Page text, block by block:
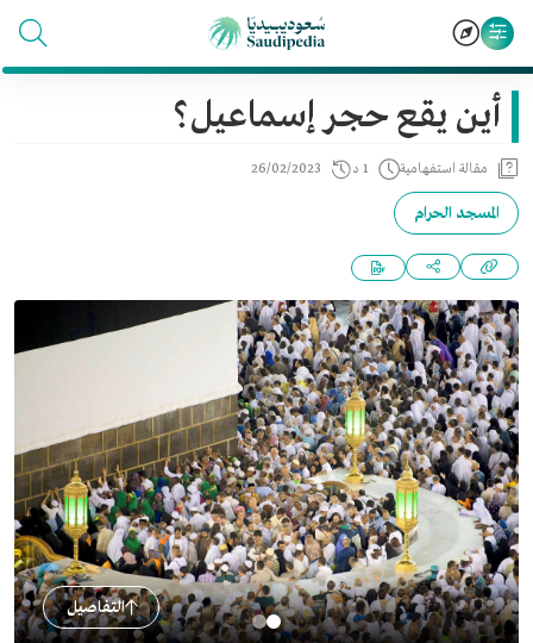
أين يقع حجر إسماعيل؟
مقالة استفهامية 1 د 26/02/2023
المسجد الحرام
التفاصيل